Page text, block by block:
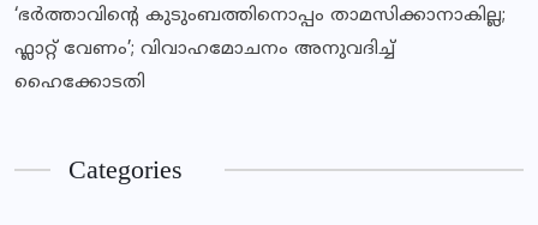
‘ഭർത്താവിന്റെ കുടുംബത്തിനൊപ്പം താമസിക്കാനാകില്ല;
ഫ്ലാറ്റ് വേണം’; വിവാഹമോചനം അനുവദിച്ച്
ഹൈക്കോടതി
Categories